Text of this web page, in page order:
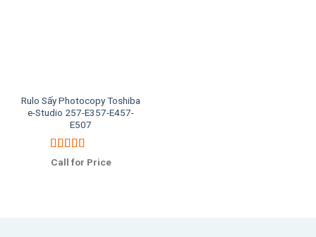
Rulo Sấy Photocopy Toshiba
e-Studio 257-E357-E457-
E507
Được xếp
Call for Price